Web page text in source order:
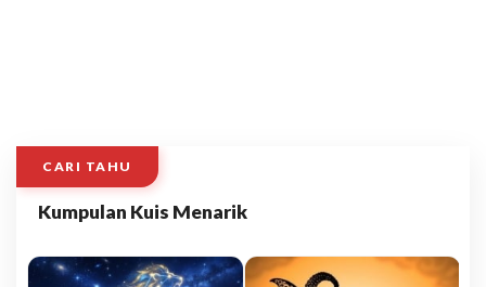
CARI TAHU
Kumpulan Kuis Menarik